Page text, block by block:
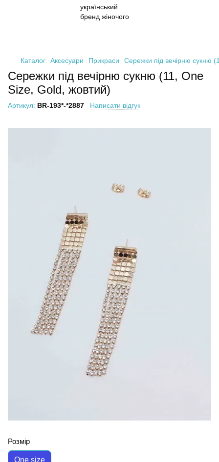
Каталог Аксесуари Прикраси Сережки під вечірню сукню
Сережки під вечірню сукню (11, One
Size, Gold, жовтий)
Артикул: BR-193*-*2887 Написати відгук
Розмір
One size